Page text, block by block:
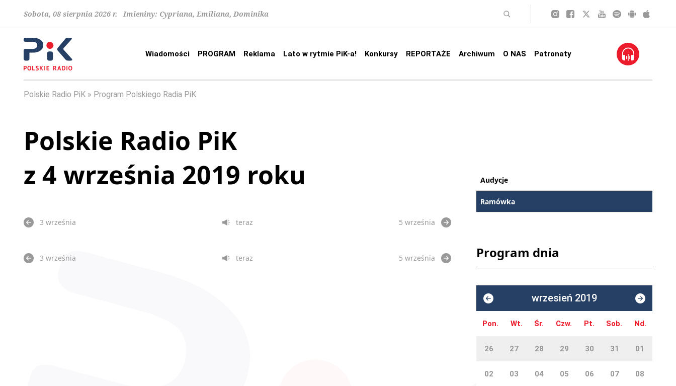
Sobota, 08 sierpnia 2026 r. Imieniny: Cypriana, Emiliana, Dominika
Wiadomości PROGRAM Reklama Lato w rytmie PiK-a! Konkursy REPORTAŻE Archiwum O NAS Patronaty
Polskie Radio PiK Program Polskiego Radia PiK
Polskie Radio PiK
z 4 września 2019 roku
3 września teraz 5 września
3 września teraz 5 września
Audycje
Ramówka
Program dnia
wrzesień 2019
Pon. Wt. Śr. Czw. Pt. Sob. Nd.
26 27 28 29 30 31 01
02 03 04 05 06 07 08